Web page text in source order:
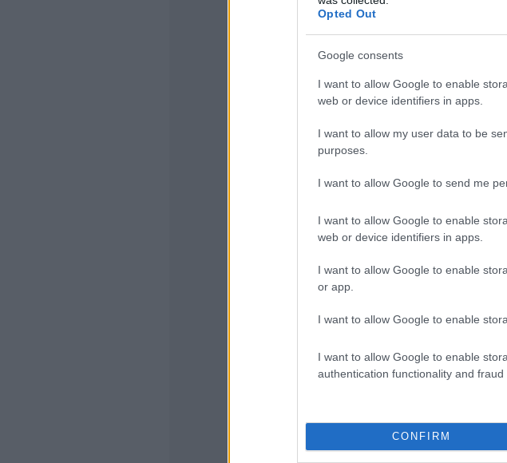
Opted Out
Google consents
I want to allow Google to enable
web or device identifiers in apps.
I want to allow my user data to be
purposes.
I want to allow Google to send me
I want to allow Google to enable
web or device identifiers in apps.
I want to allow Google to enable
or app.
I want to allow Google to enable
I want to allow Google to enable
authentication functionality and
CONFIRM
Mindez mit jelent a gyakorlatban?
utazva általánosságban kétféle
különböztetek meg. Az első lazán
kezeljék a jegyüket. Az okmányok
viszont nem ellenőrzik tüzetesen,
tartalékolják (nagyon helyesen).
lógnak részben vagy egészben, tehát
feladatát (kezdők lelkesedése), ha
bonyolódik a renitensekkel. Ők
megfigyeltem, hogy míg az első
autóbuszvezetők nyugodtan és
vezetnek, addig a második típus
kormányt). Vélhetően ebben a
is benne van. Náluk még egy fiatal
De ami a nagyobbik gond - és itt